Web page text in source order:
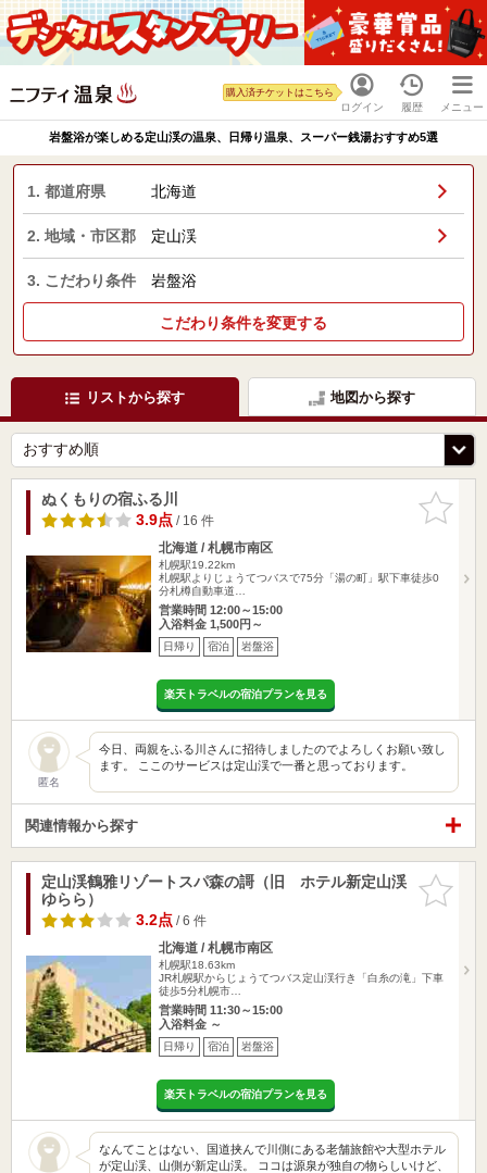
ログイン
購入済チケットはこちら
履歴 メニュー
岩盤浴が楽しめる定山渓の温泉、日帰り温泉、スーパー銭湯おすすめ5選
1. 都道府県 北海道
2. 地域・市区郡 定山渓
3. こだわり条件 岩盤浴
こだわり条件を変更する
リストから探す 地図から探す
お気に入
りに追加
ぬくもりの宿ふる川
3.9点/ 16 件
北海道 / 札幌市南区
札幌駅19.22km
札幌駅よりじょうてつバスで75分「湯の町」駅下車徒歩0
分札樽自動車道…
営業時間 12:00～15:00
入浴料金 1,500円～
日帰り 宿泊 岩盤浴
楽天トラベルの宿泊プランを見る
匿名
今日、両親をふる川さんに招待しましたのでよろしくお願い致し
ます。 ここのサービスは定山渓で一番と思っております。
関連情報から探す
お気に入
りに追加
定山渓鶴雅リゾートスパ森の謌（旧 ホテル新定山渓
ゆらら）
3.2点/ 6 件
北海道 / 札幌市南区
札幌駅18.63km
JR札幌駅からじょうてつバス定山渓行き「白糸の滝」下車
徒歩5分札幌市…
営業時間 11:30～15:00
入浴料金 ～
日帰り 宿泊 岩盤浴
楽天トラベルの宿泊プランを見る
なんてことはない、国道挟んで川側にある老舗旅館や大型ホテル
が定山渓、山側が新定山渓。 ココは源泉が独自の物らしいけど、